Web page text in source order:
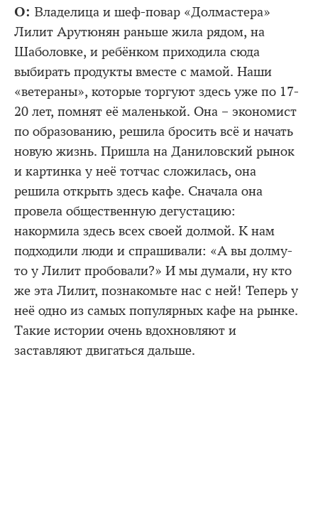
О: Владелица и шеф-повар «Долмастера»
Лилит Арутюнян раньше жила рядом, на
Шаболовке, и ребёнком приходила сюда
выбирать продукты вместе с мамой. Наши
«ветераны», которые торгуют здесь уже по 17-
20 лет, помнят её маленькой. Она – экономист
по образованию, решила бросить всё и начать
новую жизнь. Пришла на Даниловский рынок
и картинка у неё тотчас сложилась, она
решила открыть здесь кафе. Сначала она
провела общественную дегустацию:
накормила здесь всех своей долмой. К нам
подходили люди и спрашивали: «А вы долму-
то у Лилит пробовали?» И мы думали, ну кто
же эта Лилит, познакомьте нас с ней! Теперь у
неё одно из самых популярных кафе на рынке.
Такие истории очень вдохновляют и
заставляют двигаться дальше.